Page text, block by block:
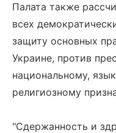
Палата также
всех
защиту основных
Украине, против
национальному,
религиозному
"Сдержанность и